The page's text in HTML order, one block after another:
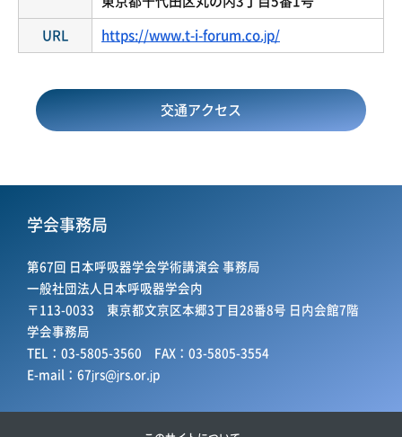
URL
https://www.t-i-forum.co.jp/
交通アクセス
学会事務局
第67回 日本呼吸器学会学術講演会 事務局
一般社団法人日本呼吸器学会内
〒113-0033 東京都文京区本郷3丁目28番8号 日内会館7階
学会事務局
TEL：03-5805-3560 FAX：03-5805-3554
E-mail： 67jrs@jrs.or.jp